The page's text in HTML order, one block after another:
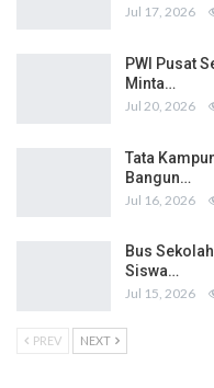
Jul 17, 2026
PWI Pusat
Minta…
Jul 20, 2026
Tata
Bangun…
Jul 16, 2026
Bus
Siswa…
Jul 15, 2026
PREV NEXT